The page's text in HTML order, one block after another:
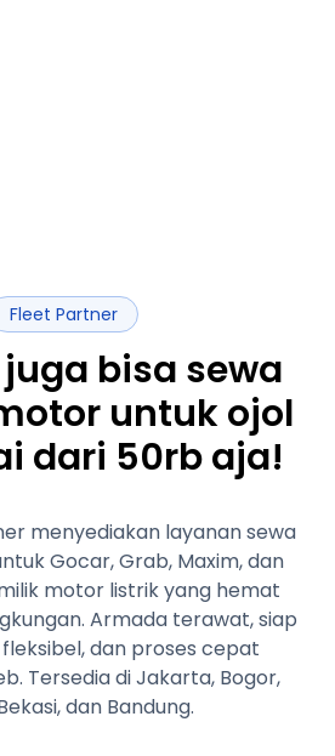
Fleet Partner
bisa sewa
untuk ojol
dari 50rb aja!
menyediakan layanan sewa
Gocar, Grab, Maxim, dan
motor listrik yang hemat
Armada terawat, siap
dan proses cepat
Tersedia di Jakarta, Bogor,
dan Bandung.